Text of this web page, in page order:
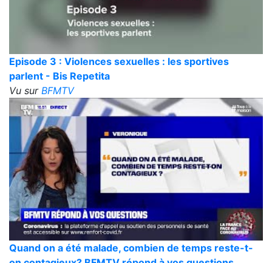
Episode 3 : Violences sexuelles : les sportives
parlent - Bis Repetita
Vu sur BFMTV
Quand on a été malade, combien de temps reste-t-